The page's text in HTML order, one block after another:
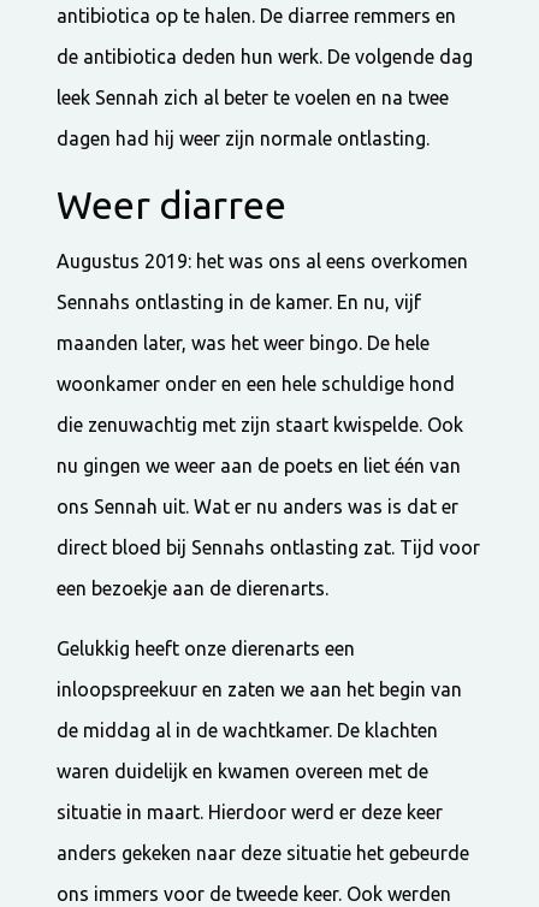
antibiotica op te halen. De diarree remmers en
de antibiotica deden hun werk. De volgende dag
leek Sennah zich al beter te voelen en na twee
dagen had hij weer zijn normale ontlasting.
Weer diarree
Augustus 2019: het was ons al eens overkomen
Sennahs ontlasting in de kamer. En nu, vijf
maanden later, was het weer bingo. De hele
woonkamer onder en een hele schuldige hond
die zenuwachtig met zijn staart kwispelde. Ook
nu gingen we weer aan de poets en liet één van
ons Sennah uit. Wat er nu anders was is dat er
direct bloed bij Sennahs ontlasting zat. Tijd voor
een bezoekje aan de dierenarts.
Gelukkig heeft onze dierenarts een
inloopspreekuur en zaten we aan het begin van
de middag al in de wachtkamer. De klachten
waren duidelijk en kwamen overeen met de
situatie in maart. Hierdoor werd er deze keer
anders gekeken naar deze situatie het gebeurde
ons immers voor de tweede keer. Ook werden